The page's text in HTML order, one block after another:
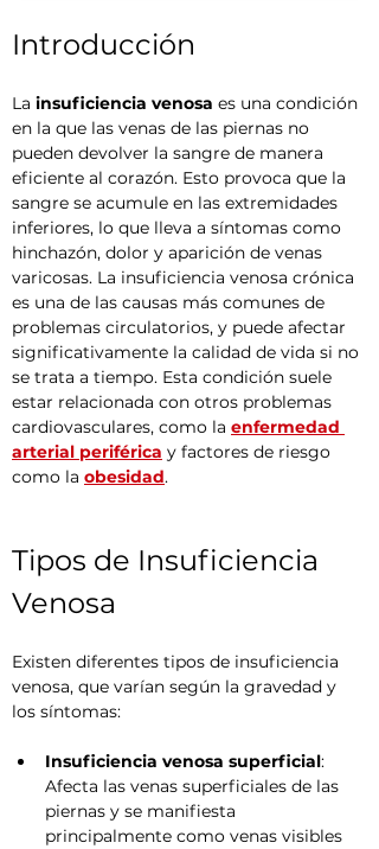
Introducción
La insuficiencia venosa es una condición
en la que las venas de las piernas no
pueden devolver la sangre de manera
eficiente al corazón. Esto provoca que la
sangre se acumule en las extremidades
inferiores, lo que lleva a síntomas como
hinchazón, dolor y aparición de venas
varicosas. La insuficiencia venosa crónica
es una de las causas más comunes de
problemas circulatorios, y puede afectar
significativamente la calidad de vida si no
se trata a tiempo. Esta condición suele
estar relacionada con otros problemas
cardiovasculares, como la enfermedad
arterial periférica y factores de riesgo
como la obesidad.
Tipos de Insuficiencia
Venosa
Existen diferentes tipos de insuficiencia
venosa, que varían según la gravedad y
los síntomas:
Insuficiencia venosa superficial:
Afecta las venas superficiales de las
piernas y se manifiesta
principalmente como venas visibles